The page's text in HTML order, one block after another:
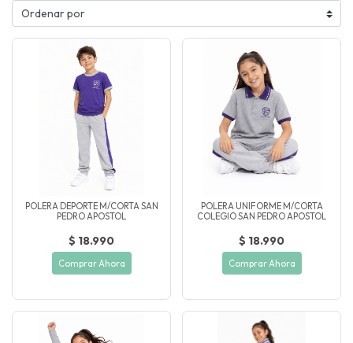
POLERA DEPORTE M/CORTA SAN
PEDRO APOSTOL
$ 18.990
Comprar Ahora
POLERA UNIFORME M/CORTA
COLEGIO SAN PEDRO APOSTOL
$ 18.990
Comprar Ahora